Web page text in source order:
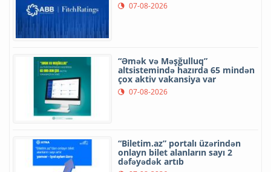
07-08-2026
“Əmək və Məşğulluq”
altsistemində hazırda 65 mindən
çox aktiv vakansiya var
07-08-2026
“Biletim.az” portalı üzərindən
onlayn bilet alanların sayı 2
dəfəyədək artıb